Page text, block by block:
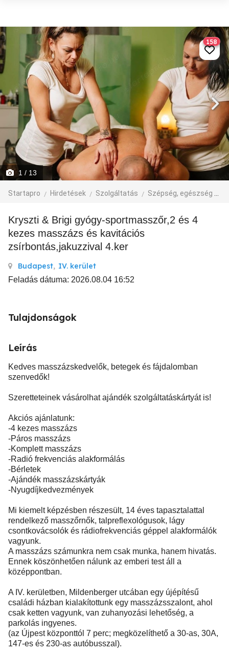
1 / 13
Startapro Hirdetések Szolgáltatás Szépség, egészség
158
Kryszti & Brigi gyógy-sportmasszőr,2 és 4
kezes masszázs és kavitációs
zsírbontás,jakuzzival 4.ker
Budapest, IV. kerület
Feladás dátuma: 2026.08.04 16:52
Tulajdonságok
Leírás
Kedves masszázskedvelők, betegek és fájdalomban
szenvedők!
Szeretteteinek vásárolhat ajándék szolgáltatáskártyát is!
Akciós ajánlatunk:
-4 kezes masszázs
-Páros masszázs
-Komplett masszázs
-Radió frekvenciás alakformálás
-Bérletek
-Ajándék masszázskártyák
-Nyugdíjkedvezmények
Mi kiemelt képzésben részesült, 14 éves tapasztalattal
rendelkező masszőrnők, talpreflexológusok, lágy
csontkovácsolók és rádiofrekvenciás géppel alakformálók
vagyunk.
A masszázs számunkra nem csak munka, hanem hivatás.
Ennek köszönhetően nálunk az emberi test áll a
középpontban.
A IV. kerületben, Mildenberger utcában egy újépítésű
családi házban kialakítottunk egy masszázsszalont, ahol
csak ketten vagyunk, van zuhanyozási lehetőség, a
parkolás ingyenes.
(az Újpest központtól 7 perc; megközelíthető a 30-as, 30A,
147-es és 230-as autóbusszal).